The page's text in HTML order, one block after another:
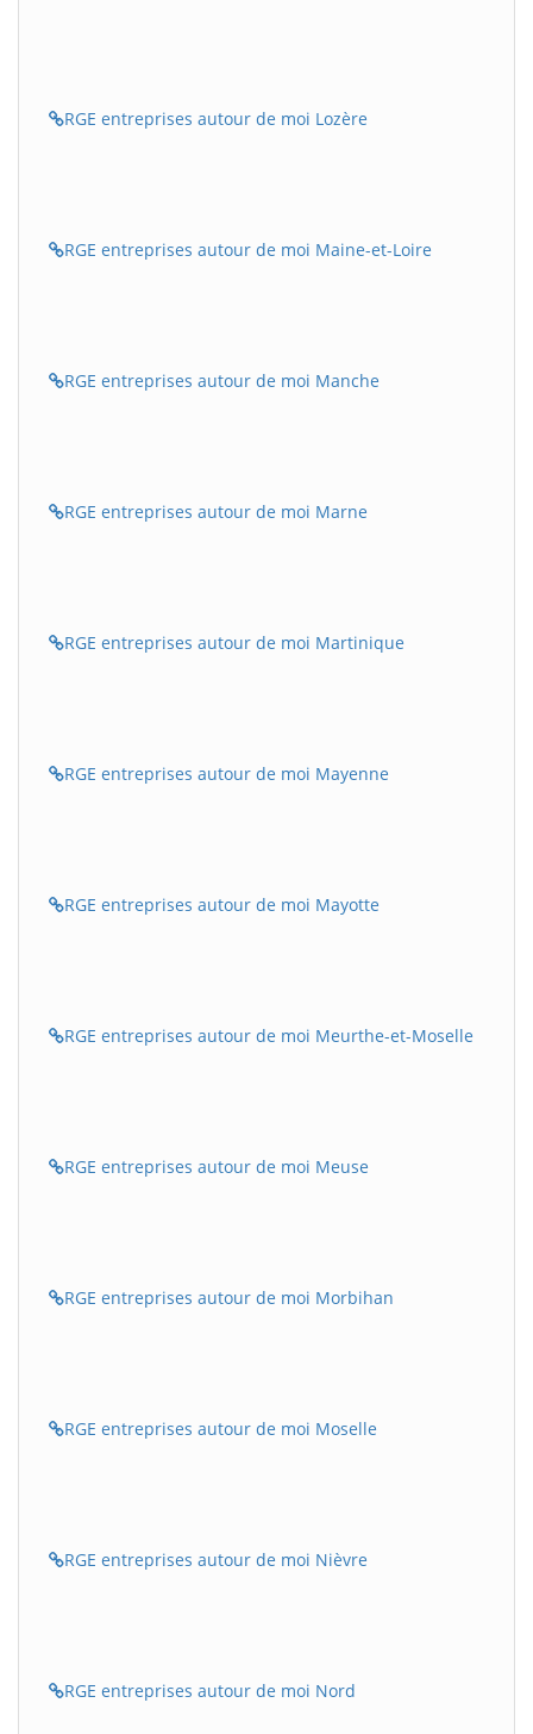
RGE entreprises autour de moi Lozère
RGE entreprises autour de moi Maine-et-Loire
RGE entreprises autour de moi Manche
RGE entreprises autour de moi Marne
RGE entreprises autour de moi Martinique
RGE entreprises autour de moi Mayenne
RGE entreprises autour de moi Mayotte
RGE entreprises autour de moi Meurthe-et-Moselle
RGE entreprises autour de moi Meuse
RGE entreprises autour de moi Morbihan
RGE entreprises autour de moi Moselle
RGE entreprises autour de moi Nièvre
RGE entreprises autour de moi Nord